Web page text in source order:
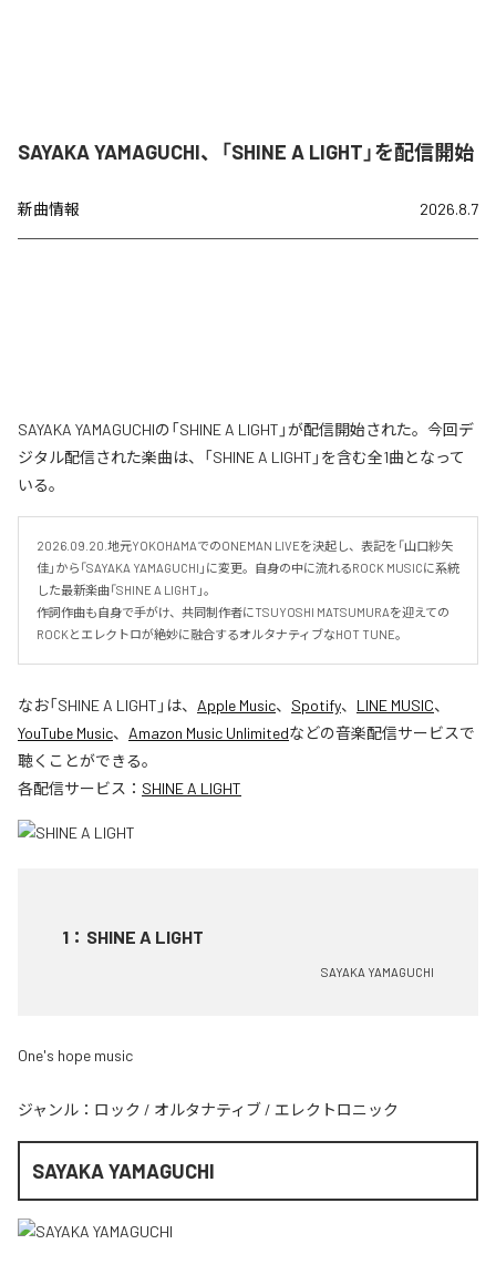
SAYAKA YAMAGUCHI、「SHINE A LIGHT」を配信開始
新曲情報 2026.8.7
SAYAKA YAMAGUCHIの「SHINE A LIGHT」が配信開始された。今回デ
ジタル配信された楽曲は、「SHINE A LIGHT」を含む全1曲となって
いる。
2026.09.20.地元YOKOHAMAでのONEMAN LIVEを決起し、表記を「山口紗矢
佳」から「SAYAKA YAMAGUCHI」に変更。自身の中に流れるROCK MUSICに系統
した最新楽曲「SHINE A LIGHT」。
作詞作曲も自身で手がけ、共同制作者にTSUYOSHI MATSUMURAを迎えての
ROCKとエレクトロが絶妙に融合するオルタナティブなHOT TUNE。
なお「SHINE A LIGHT 」は、 Apple Music、 Spotify、 LINE MUSIC、
YouTube Music、 Amazon Music Unlimitedなどの音楽配信サービスで
聴くことができる。
各配信サービス： SHINE A LIGHT
1 ： SHINE A LIGHT
SAYAKA YAMAGUCHI
One's hope music
ジャンル： ロック / オルタナティブ / エレクトロニック
SAYAKA YAMAGUCHI